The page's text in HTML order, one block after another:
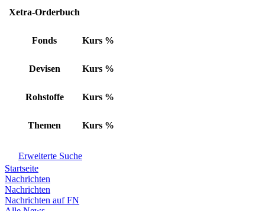
Xetra-Orderbuch
Fonds Kurs %
Devisen Kurs %
Rohstoffe Kurs %
Themen Kurs %
Erweiterte Suche
Startseite
Nachrichten
Nachrichten
Nachrichten auf FN